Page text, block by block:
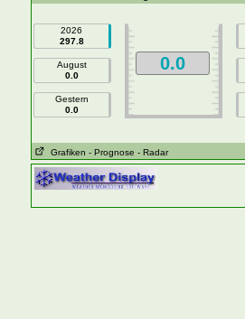
2026
297.8
August
0.0
Gestern
0.0
0.0
Grafiken - Prognose - Radar